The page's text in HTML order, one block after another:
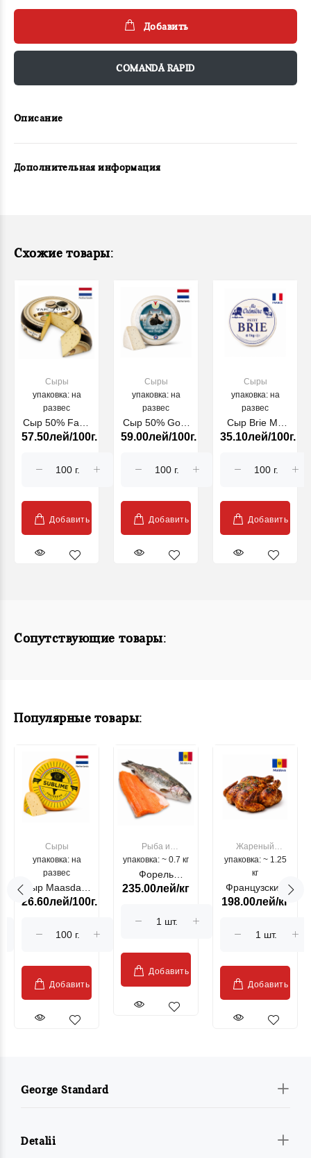
Добавить
COMANDĂ RAPID
Описание
Дополнительная информация
Схожие товары:
Сыры
упаковка: на
развес
Сыр 50% Farm
Tartufo
57.50лей/100г.
Добавить
Сыры
упаковка: на
развес
Сыр 50% Goat
Fianco Truffle
59.00лей/100г.
Добавить
Сыры
упаковка: на
развес
Сыр Brie Ma
Cremiere 60%,
35.10лей/100г.
Добавить
Сопутствующие товары:
Популярные товары:
Сыры
упаковка: на
развес
Сыр Maasdam
Sublime Cow
26.60лей/100г.
Добавить
Рыба и
морепродукты
упаковка: ~ 0.7 кг
Форель
лососевая
Moldovenesc"
235.00лей/кг
Добавить
Жареный
цыпленок
упаковка: ~ 1.25
кг
Французский
гриль, кг
198.00лей/кг
Добавить
George Standard
Detalii